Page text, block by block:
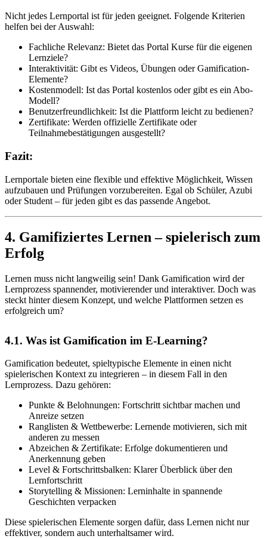
Nicht jedes Lernportal ist für jeden geeignet. Folgende Kriterien
helfen bei der Auswahl:
Fachliche Relevanz: Bietet das Portal Kurse für die eigenen
Lernziele?
Interaktivität: Gibt es Videos, Übungen oder Gamification-
Elemente?
Kostenmodell: Ist das Portal kostenlos oder gibt es ein Abo-
Modell?
Benutzerfreundlichkeit: Ist die Plattform leicht zu bedienen?
Zertifikate: Werden offizielle Zertifikate oder
Teilnahmebestätigungen ausgestellt?
Fazit:
Lernportale bieten eine flexible und effektive Möglichkeit, Wissen
aufzubauen und Prüfungen vorzubereiten. Egal ob Schüler, Azubi
oder Student – für jeden gibt es das passende Angebot.
4. Gamifiziertes Lernen – spielerisch zum
Erfolg
Lernen muss nicht langweilig sein! Dank Gamification wird der
Lernprozess spannender, motivierender und interaktiver. Doch was
steckt hinter diesem Konzept, und welche Plattformen setzen es
erfolgreich um?
4.1. Was ist Gamification im E-Learning?
Gamification bedeutet, spieltypische Elemente in einen nicht
spielerischen Kontext zu integrieren – in diesem Fall in den
Lernprozess. Dazu gehören:
Punkte & Belohnungen: Fortschritt sichtbar machen und
Anreize setzen
Ranglisten & Wettbewerbe: Lernende motivieren, sich mit
anderen zu messen
Abzeichen & Zertifikate: Erfolge dokumentieren und
Anerkennung geben
Level & Fortschrittsbalken: Klarer Überblick über den
Lernfortschritt
Storytelling & Missionen: Lerninhalte in spannende
Geschichten verpacken
Diese spielerischen Elemente sorgen dafür, dass Lernen nicht nur
effektiver, sondern auch unterhaltsamer wird.